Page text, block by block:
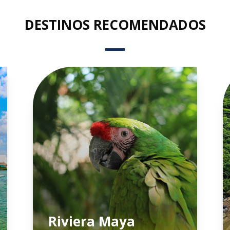
DESTINOS RECOMENDADOS
Riviera Maya